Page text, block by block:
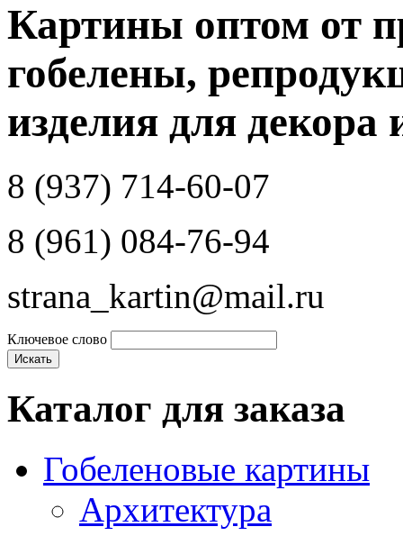
Картины оптом от
гобелены,
изделия для декора
8 (937) 714-60-07
8 (961) 084-76-94
strana_kartin@mail.ru
Ключевое слово
Каталог для заказа
Гобеленовые картины
Архитектура